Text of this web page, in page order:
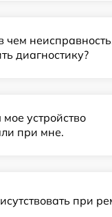
чем
диагностику?
устройство
при мне.
при